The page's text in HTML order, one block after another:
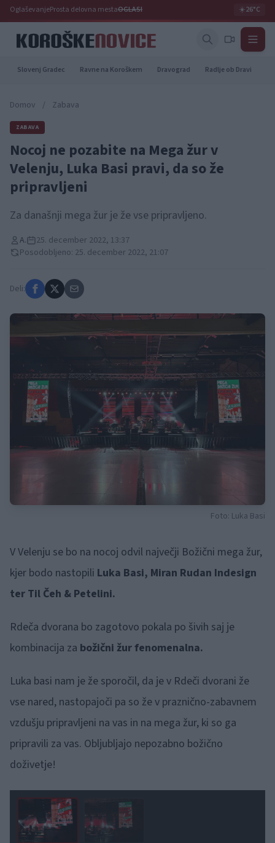
OglaševanjeProsta delovna mestaOGLASI ☀️26°C
Slovenj Gradec Ravne na Koroškem Dravograd Radlje ob Dravi
Domov / Zabava
ZABAVA
Nocoj ne pozabite na Mega žur v
Velenju, Luka Basi pravi, da so že
pripravljeni
Za današnji mega žur je že vse pripravljeno.
A.
25. december 2022, 13:37
Posodobljeno: 25. december 2022, 21:07
Deli:
Foto: Luka Basi
V Velenju se bo na nocoj odvil največji Božični mega žur,
kjer bodo nastopili Luka Basi, Miran Rudan Indesign
ter Til Čeh & Petelini.
Rdeča dvorana bo zagotovo pokala po šivih saj je
kombinacija za božični žur fenomenalna.
Luka basi nam je že sporočil, da je v Rdeči dvorani že
vse nared, nastopajoči pa so že v praznično-zabavnem
vzdušju pripravljeni na vas in na mega žur, ki so ga
pripravili za vas. Obljubljajo nepozabno božično
doživetje!